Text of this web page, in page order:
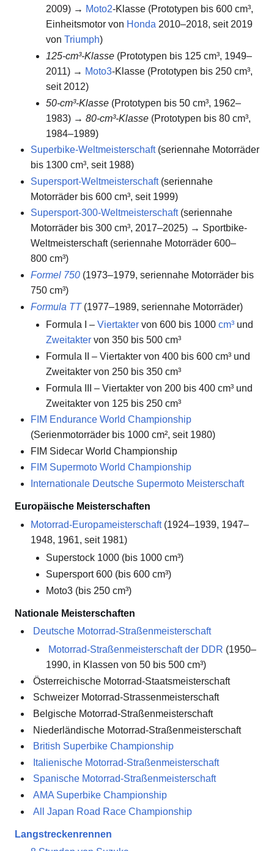
2009) → Moto2-Klasse (Prototypen bis 600 cm³,
Einheitsmotor von Honda 2010–2018, seit 2019
vonTriumph)
125-cm³-Klasse (Prototypen bis 125 cm³, 1949–
2011) → Moto3-Klasse (Prototypen bis 250 cm³,
seit 2012)
50-cm³-Klasse (Prototypen bis 50 cm³, 1962–
1983) →80-cm³-Klasse (Prototypen bis 80 cm³,
1984–1989)
Superbike-Weltmeisterschaft(seriennahe Motorräder
bis 1300 cm³, seit 1988)
Supersport-Weltmeisterschaft(seriennahe
Motorräder bis 600 cm³, seit 1999)
Supersport-300-Weltmeisterschaft(seriennahe
Motorräder bis 300 cm³, 2017–2025) → Sportbike-
Weltmeisterschaft (seriennahe Motorräder 600–
800 cm³)
Formel 750(1973–1979, seriennahe Motorräder bis
750 cm³)
Formula TT(1977–1989, seriennahe Motorräder)
Formula I –Viertakter von 600 bis 1000cm³ und
Zweitakter von 350 bis 500 cm³
Formula II – Viertakter von 400 bis 600 cm³ und
Zweitakter von 250 bis 350 cm³
Formula III – Viertakter von 200 bis 400 cm³ und
Zweitakter von 125 bis 250 cm³
FIM Endurance World Championship
(Serienmotorräder bis 1000 cm², seit 1980)
FIM Sidecar World Championship
FIM Supermoto World Championship
Internationale Deutsche Supermoto Meisterschaft
Europäische Meisterschaften
Motorrad-Europameisterschaft(1924–1939, 1947–
1948, 1961, seit 1981)
Superstock 1000 (bis 1000 cm³)
Supersport 600 (bis 600 cm³)
Moto3 (bis 250 cm³)
Nationale Meisterschaften
Deutsche Motorrad-Straßenmeisterschaft
Motorrad-Straßenmeisterschaft der DDR (1950–
1990, in Klassen von 50 bis 500 cm³)
Österreichische Motorrad-Staatsmeisterschaft
Schweizer Motorrad-Strassenmeisterschaft
Belgische Motorrad-Straßenmeisterschaft
Niederländische Motorrad-Straßenmeisterschaft
British Superbike Championship
Italienische Motorrad-Straßenmeisterschaft
Spanische Motorrad-Straßenmeisterschaft
AMA Superbike Championship
All Japan Road Race Championship
Langstreckenrennen